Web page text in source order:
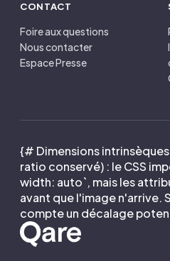
CONTACT
Foire aux questions
Nous contacter
Espace Presse
{# Dimensions intrinsèques
ratio conservé) : le CSS
width: auto`, mais les
avant que l'image n'arrive.
compte un décalage